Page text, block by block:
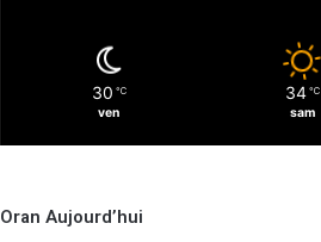
30 ℃
ven
34 ℃
sam
Oran Aujourd’hui